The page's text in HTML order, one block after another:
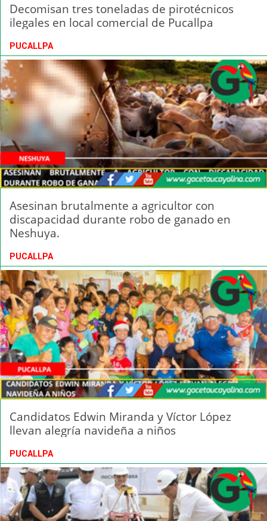
Decomisan tres toneladas de pirotécnicos
ilegales en local comercial de Pucallpa
PUCALLPA
Asesinan brutalmente a agricultor con
discapacidad durante robo de ganado en
Neshuya.
PUCALLPA
Candidatos Edwin Miranda y Víctor López
llevan alegría navideña a niños
PUCALLPA